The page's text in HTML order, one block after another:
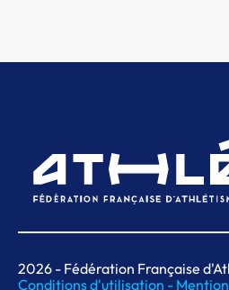
2026 - Fédération Française
Conditions d'utilisation -